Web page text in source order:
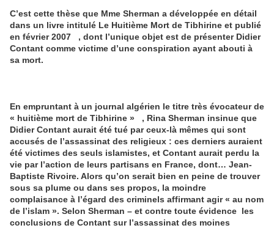
C’est cette thèse que Mme Sherman a développée en détail
dans un livre intitulé Le Huitième Mort de Tibhirine et publié
en février 2007 , dont l’unique objet est de présenter Didier
Contant comme victime d’une conspiration ayant abouti à
sa mort.
En empruntant à un journal algérien le titre très évocateur de
« huitième mort de Tibhirine » , Rina Sherman insinue que
Didier Contant aurait été tué par ceux-là mêmes qui sont
accusés de l’assassinat des religieux : ces derniers auraient
été victimes des seuls islamistes, et Contant aurait perdu la
vie par l’action de leurs partisans en France, dont… Jean-
Baptiste Rivoire. Alors qu’on serait bien en peine de trouver
sous sa plume ou dans ses propos, la moindre
complaisance à l’égard des criminels affirmant agir « au nom
de l’islam ». Selon Sherman – et contre toute évidence les
conclusions de Contant sur l’assassinat des moines